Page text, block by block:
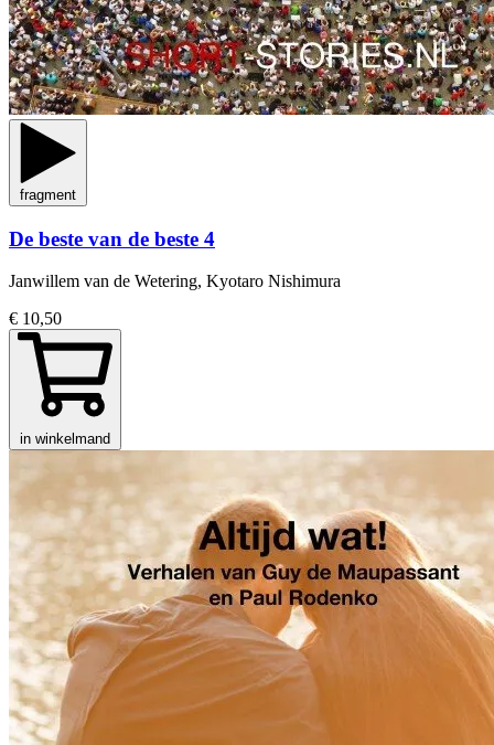
fragment
De beste van de beste 4
Janwillem van de Wetering, Kyotaro Nishimura
€ 10,50
in winkelmand